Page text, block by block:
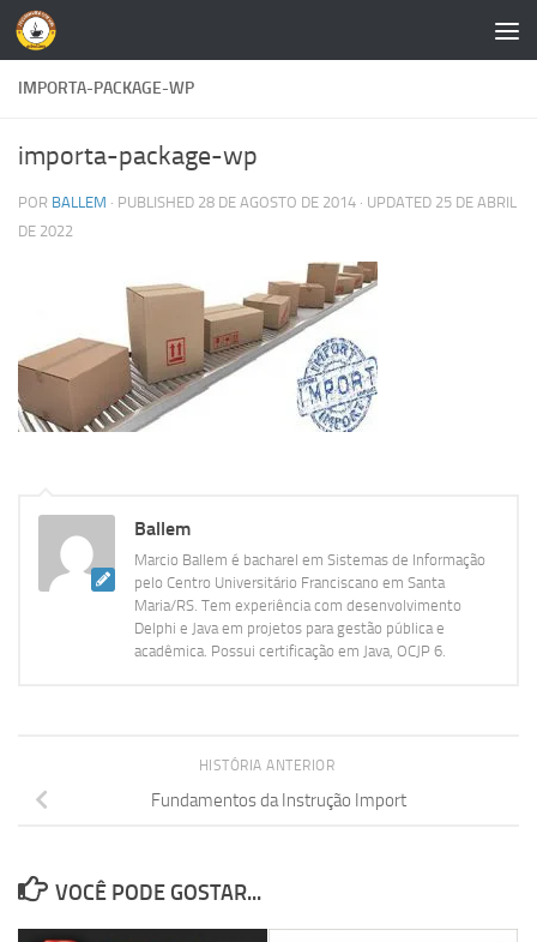
Skip to content
IMPORTA-PACKAGE-WP
importa-package-wp
POR BALLEM · PUBLISHED 28 DE AGOSTO DE 2014 · UPDATED 25 DE ABRIL
DE 2022
Ballem
Marcio Ballem é bacharel em Sistemas de Informação
pelo Centro Universitário Franciscano em Santa
Maria/RS. Tem experiência com desenvolvimento
Delphi e Java em projetos para gestão pública e
acadêmica. Possui certificação em Java, OCJP 6.
HISTÓRIA ANTERIOR
Fundamentos da Instrução Import
VOCÊ PODE GOSTAR...